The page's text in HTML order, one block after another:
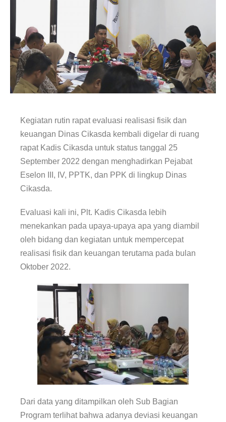
Kegiatan rutin rapat evaluasi realisasi fisik dan
keuangan Dinas Cikasda kembali digelar di ruang
rapat Kadis Cikasda untuk status tanggal 25
September 2022 dengan menghadirkan Pejabat
Eselon III, IV, PPTK, dan PPK di lingkup Dinas
Cikasda.
Evaluasi kali ini, Plt. Kadis Cikasda lebih
menekankan pada upaya-upaya apa yang diambil
oleh bidang dan kegiatan untuk mempercepat
realisasi fisik dan keuangan terutama pada bulan
Oktober 2022.
Dari data yang ditampilkan oleh Sub Bagian
Program terlihat bahwa adanya deviasi keuangan